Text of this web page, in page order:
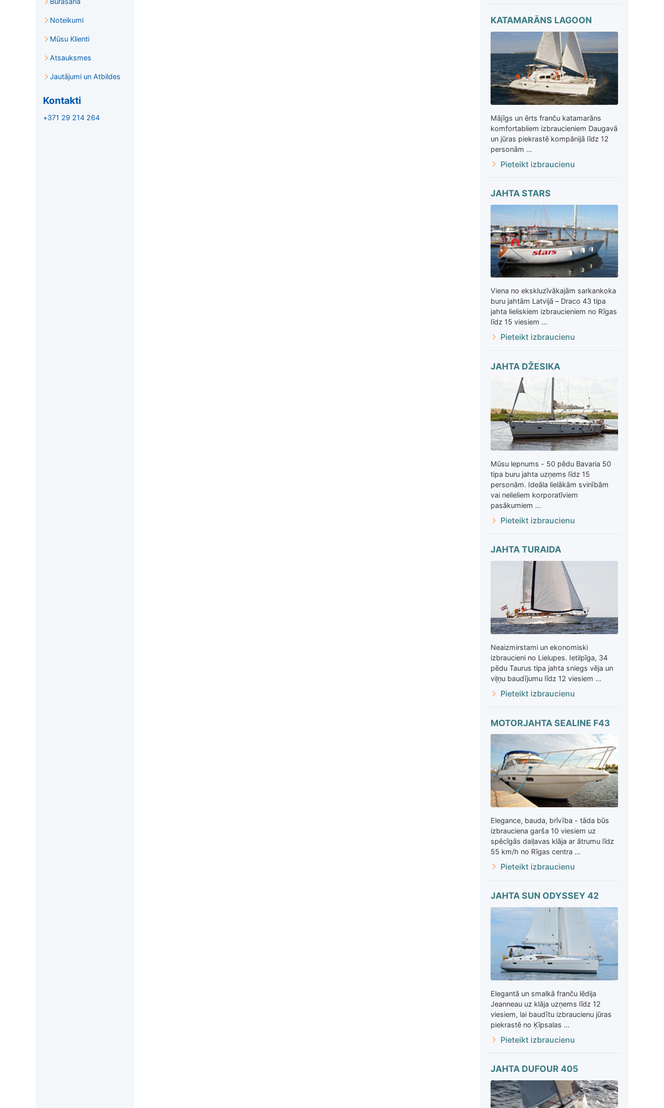
Noteikumi
Mūsu Klienti
Atsauksmes
Jautājumi un Atbildes
Kontakti
+371 29 214 264
KATAMARĀNS LAGOON
Mājīgs un ērts franču katamarāns
komfortabliem izbraucieniem Daugavā
un jūras piekrastē kompānijā līdz 12
personām ...
Pieteikt izbraucienu
JAHTA STARS
Viena no ekskluzīvākajām sarkankoka
buru jahtām Latvijā – Draco 43 tipa
jahta lieliskiem izbraucieniem no Rīgas
līdz 15 viesiem ...
Pieteikt izbraucienu
JAHTA DŽESIKA
Mūsu lepnums - 50 pēdu Bavaria 50
tipa buru jahta uzņems līdz 15
personām. Ideāla lielākām svinībām
vai nelieliem korporatīviem
pasākumiem ...
Pieteikt izbraucienu
JAHTA TURAIDA
Neaizmirstami un ekonomiski
izbraucieni no Lielupes. Ietilpīga, 34
pēdu Taurus tipa jahta sniegs vēja un
viļņu baudījumu līdz 12 viesiem ...
Pieteikt izbraucienu
MOTORJAHTA SEALINE F43
Elegance, bauda, brīvība - tāda būs
izbrauciena garša 10 viesiem uz
spēcīgās daiļavas klāja ar ātrumu līdz
55 km/h no Rīgas centra ...
Pieteikt izbraucienu
JAHTA SUN ODYSSEY 42
Elegantā un smalkā franču lēdija
Jeanneau uz klāja uzņems līdz 12
viesiem, lai baudītu izbraucienu jūras
piekrastē no Ķīpsalas ...
Pieteikt izbraucienu
JAHTA DUFOUR 405